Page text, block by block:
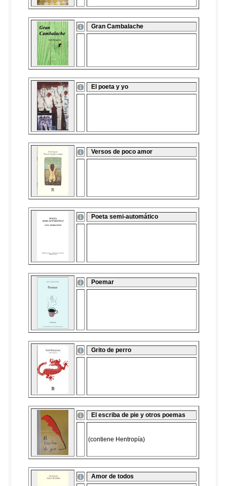
Gran Cambalache
El poeta y yo
Versos de poco amor
Poeta semi-automático
Poemar
Grito de perro
El escriba de pie y otros poemas
(contiene Hentropía)
Amor de todos